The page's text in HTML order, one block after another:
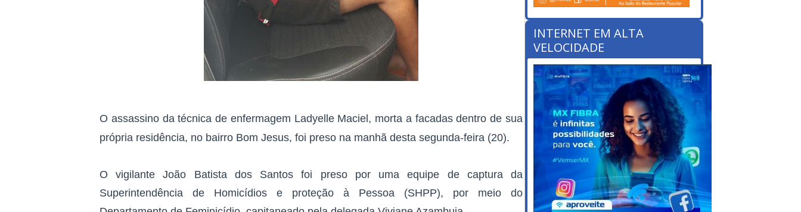
O assassino da técnica de enfermagem Ladyelle Maciel, morta a facadas dentro de sua
própria residência, no bairro Bom Jesus, foi preso na manhã desta segunda-feira (20).
O vigilante João Batista dos Santos foi preso por uma equipe de captura da
Superintendência de Homicídios e proteção à Pessoa (SHPP), por meio do
INTERNET EM ALTA
VELOCIDADE